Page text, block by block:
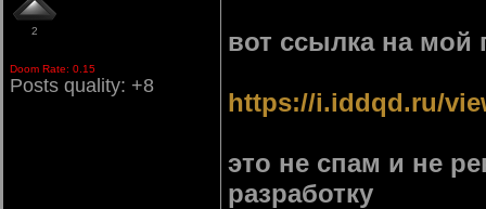
2
Doom Rate: 0.15
Posts quality: +8
вот ссылка на мой
https://i.iddqd.ru/
это не спам и не
разработку